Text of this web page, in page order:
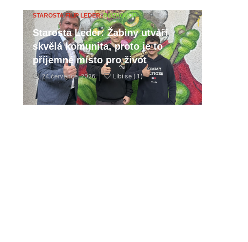
STAROSTA FILIP LEDER,ROZHOVOR
Starosta Leder: Žabiny utváří
skvělá komunita, proto je to
příjemné místo pro život
24 července, 2026 Líbí se ( 1 )